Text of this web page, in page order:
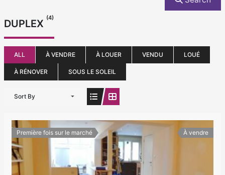
DUPLEX (4)
ALL À VENDRE À LOUER VENDU LOUÉ
À RÉNOVER SOUS LE SOLEIL
Sort By
Première fois sur le marché À vendre